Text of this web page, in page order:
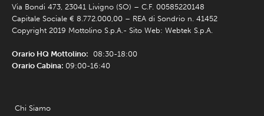
Via Bondi 473, 23041 Livigno (SO) – C.F. 00585220148
Capitale Sociale € 8.772.000,00 – REA di Sondrio n. 41452
Copyright 2019 Mottolino S.p.A.- Sito Web: Webtek S.p.A.
Orario HQ Mottolino: 08:30-18:00
Orario Cabina: 09:00-16:40
Chi Siamo